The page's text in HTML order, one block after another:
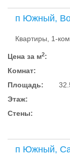
п Южный,
Квартиры, 1-
Цена за м2:
Комнат:
Площадь:
Этаж:
Стены:
п Южный,